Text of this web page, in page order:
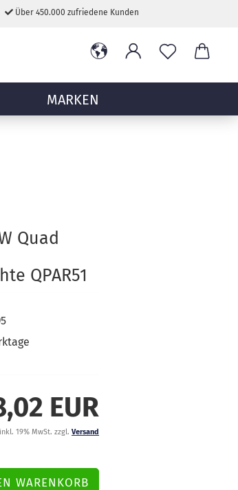
Über 450.000 zufriedene Kunden
MARKEN
Quad
QPAR51
EUR
inkl. 19% MwSt. zzgl. Versand